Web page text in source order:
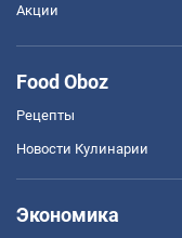
Акции
Food Oboz
Рецепты
Новости Кулинарии
Экономика